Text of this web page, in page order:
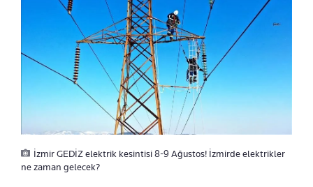
İzmir GEDİZ elektrik kesintisi 8-9 Ağustos! İzmirde elektrikler
ne zaman gelecek?